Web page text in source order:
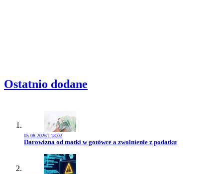
Ostatnio dodane
05.08.2026 | 18:02
Przejdź do artykułu:
Darowizna od matki w gotówce a zwolnienie z podatku